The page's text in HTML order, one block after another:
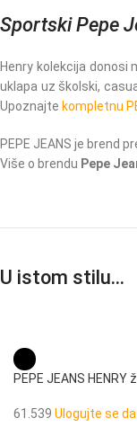
Sportski Pepe
Henry kolekcija donosi
uklapa uz školski,
Upoznajte kompletnu
PEPE JEANS je brend
Više o brendu Pepe
U istom stilu…
PEPE JEANS
61.539 Ulogujte se